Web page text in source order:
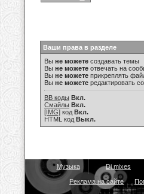
Ваши права в разделе
Вы не можете создавать темы
Вы не можете отвечать на
Вы не можете прикреплять
Вы не можете редактировать
BB коды Вкл.
Смайлы Вкл.
[IMG] код Вкл.
HTML код Выкл.
Музыка Dj mixes
Реклама на сайте